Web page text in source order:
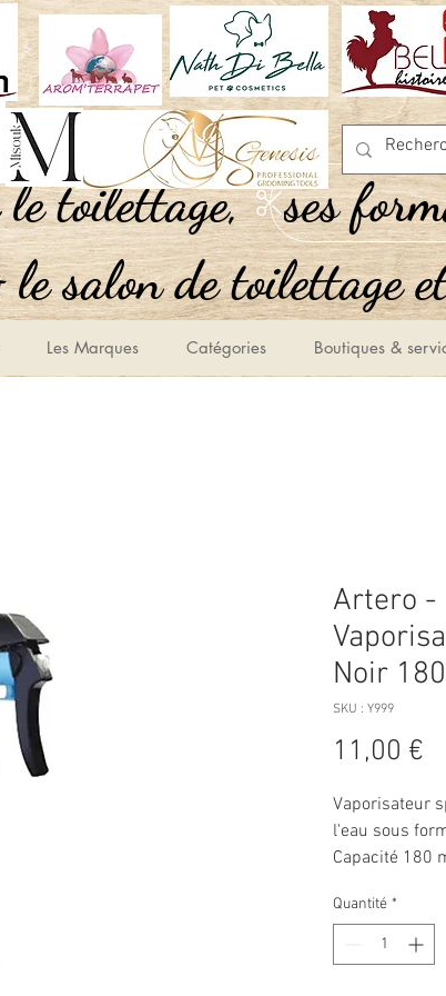
,Tout pour le toilettage
ses
le salon de toilettage et
Les Marques Catégories Boutiques &
Artero -
Noir
SKU : Y999
11,00 €
Vaporisateur
l'eau sous
Capacité 180
Texture de
Quantité *